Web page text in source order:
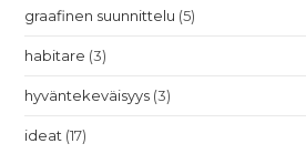
graafinen suunnittelu (5)
habitare (3)
hyväntekeväisyys (3)
ideat (17)